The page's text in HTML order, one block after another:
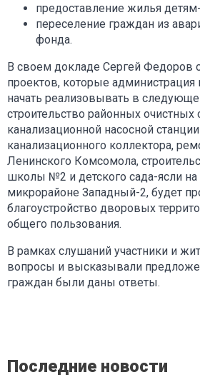
предоставление жилья
переселение граждан из
фонда.
В своем докладе Сергей Федоров
проектов, которые администрация
начать реализовывать в
строительство районных очистных
канализационной насосной
канализационного коллектора,
Ленинского Комсомола,
школы №2 и детского сада-ясли на
микрорайоне Западный-2, будет
благоустройство дворовых
общего пользования.
В рамках слушаний участники и
вопросы и высказывали
граждан были даны ответы.
Последние новости